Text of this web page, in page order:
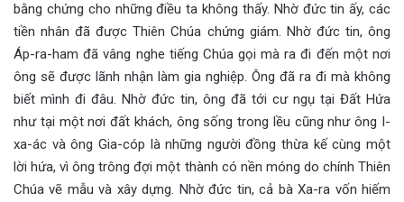
bằng chứng cho những điều ta không thấy. Nhờ đức tin ấy, các
tiền nhân đã được Thiên Chúa chứng giám. Nhờ đức tin, ông
Áp-ra-ham đã vâng nghe tiếng Chúa gọi mà ra đi đến một nơi
ông sẽ được lãnh nhận làm gia nghiệp. Ông đã ra đi mà không
biết mình đi đâu. Nhờ đức tin, ông đã tới cư ngụ tại Đất Hứa
như tại một nơi đất khách, ông sống trong lều cũng như ông I-
xa-ác và ông Gia-cóp là những người đồng thừa kế cùng một
lời hứa, vì ông trông đợi một thành có nền móng do chính Thiên
Chúa vẽ mẫu và xây dựng. Nhờ đức tin, cả bà Xa-ra vốn hiếm